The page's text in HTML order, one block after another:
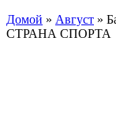
Домой » Август »
СТРАНА СПОРТА